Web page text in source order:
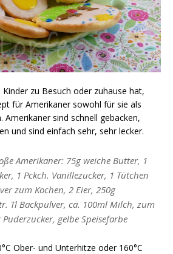
zu Besuch oder zuhause hat,
für Amerikaner sowohl für sie als
Amerikaner sind schnell gebacken,
und sind einfach sehr, sehr lecker.
Amerikaner: 75g weiche Butter, 1
1 Pckch. Vanillezucker, 1 Tütchen
zum Kochen, 2 Eier, 250g
Tl Backpulver, ca. 100ml Milch, zum
gelbe Speisefarbe
Ober- und Unterhitze oder 160°C